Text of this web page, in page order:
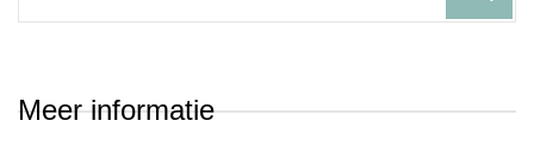
Meer informatie